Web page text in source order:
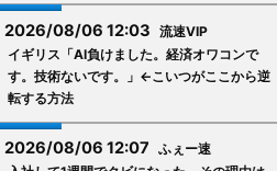
2026/08/06 12:03流速VIP
イギリス「AI負けました。経済オワコンで
す。技術ないです。」←こいつがここから逆
転する方法
2026/08/06 12:07ふぇー速